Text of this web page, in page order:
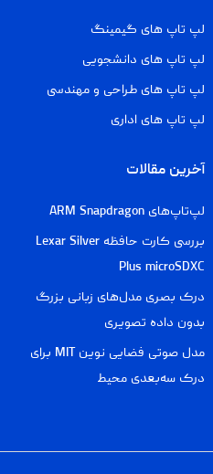
لپ تاپ های گیمینگ
لپ تاپ های دانشجویی
لپ تاپ های طراحی و مهندسی
لپ تاپ های اداری
آخرین مقالات
لپ‌تاپ‌های ARM Snapdragon
بررسی کارت حافظه Lexar Silver
Plus microSDXC
درک بصری مدل‌های زبانی بزرگ
بدون داده تصویری
مدل صوتی فضایی نوین MIT برای
درک سه‌بعدی محیط